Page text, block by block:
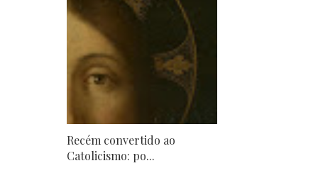
Recém convertido ao
Catolicismo: po...